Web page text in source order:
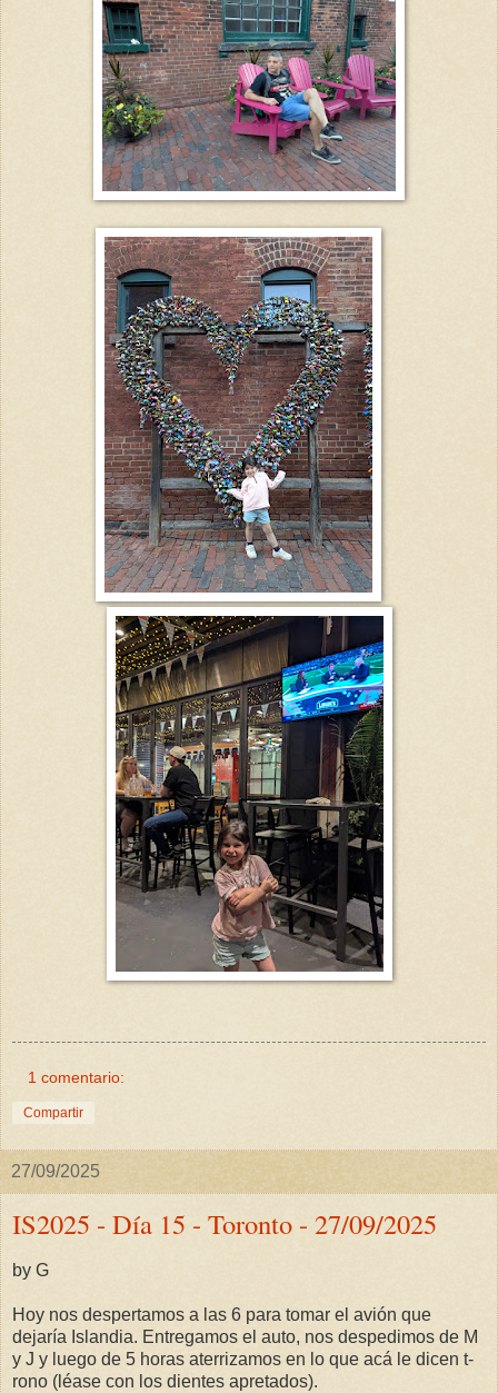
1 comentario:
Compartir
27/09/2025
IS2025 - Día 15 - Toronto - 27/09/2025
by G
Hoy nos despertamos a las 6 para tomar el avión que
dejaría Islandia. Entregamos el auto, nos despedimos de M
y J y luego de 5 horas aterrizamos en lo que acá le dicen t-
rono (léase con los dientes apretados).